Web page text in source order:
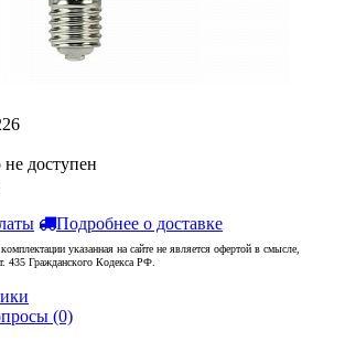
доступен
Подробнее о доставке
указанная на сайте не является офертой в смысле,
435 Гражданского Кодекса РФ.
(0)